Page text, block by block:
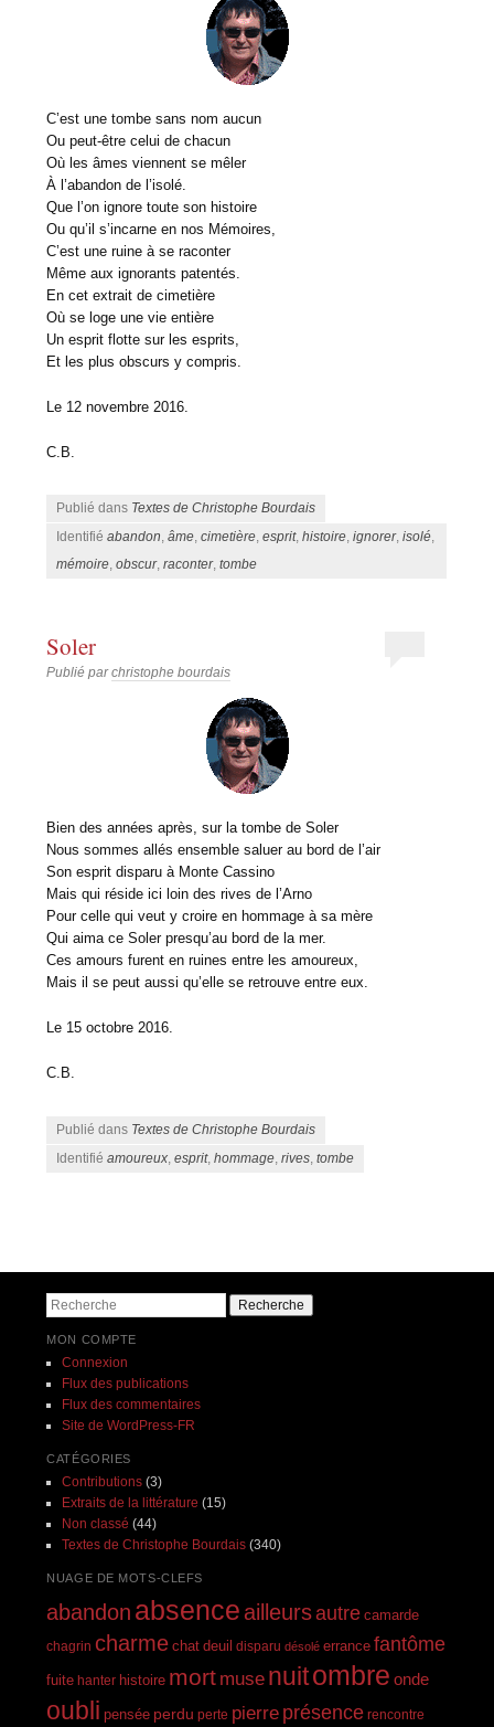
C’est une tombe sans nom aucun
Ou peut-être celui de chacun
Où les âmes viennent se mêler
À l’abandon de l’isolé.
Que l’on ignore toute son histoire
Ou qu’il s’incarne en nos Mémoires,
C’est une ruine à se raconter
Même aux ignorants patentés.
En cet extrait de cimetière
Où se loge une vie entière
Un esprit flotte sur les esprits,
Et les plus obscurs y compris.
Le 12 novembre 2016.
C.B.
Publié dans Textes de Christophe Bourdais
Identifiéabandon,âme,cimetière,esprit,histoire,ignorer,isolé,
mémoire,obscur,raconter,tombe
Soler
Publié parchristophe bourdais
Bien des années après, sur la tombe de Soler
Nous sommes allés ensemble saluer au bord de l’air
Son esprit disparu à Monte Cassino
Mais qui réside ici loin des rives de l’Arno
Pour celle qui veut y croire en hommage à sa mère
Qui aima ce Soler presqu’au bord de la mer.
Ces amours furent en ruines entre les amoureux,
Mais il se peut aussi qu’elle se retrouve entre eux.
Le 15 octobre 2016.
C.B.
Publié dans Textes de Christophe Bourdais
Identifiéamoureux ,esprit,hommage ,rives ,tombe
Recherche
MON COMPTE
Connexion
Flux des publications
Flux des commentaires
Site de WordPress-FR
CATÉGORIES
Contributions(3)
Extraits de la littérature (15)
Non classé (44)
Textes de Christophe Bourdais(340)
NUAGE DE MOTS-CLEFS
abandon absence ailleursautre camarde
chagrin charme chat deuil disparu désolé errance fantôme
fuite hanter histoire mort muse nuitombre onde
oubli pensée perdu perte pierre présence rencontre